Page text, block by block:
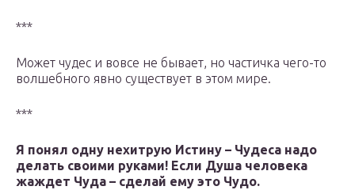
***
Может чудес и вовсе не бывает, но частичка чего-то
волшебного явно существует в этом мире.
***
Я понял одну нехитрую Истину – Чудеса надо
делать своими руками! Если Душа человека
жаждет Чуда – сделай ему это Чудо.